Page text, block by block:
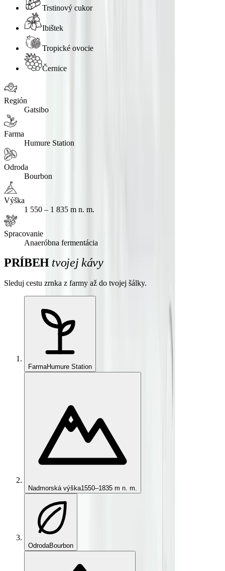
Trstinový cukor
Ibištek
Tropické ovocie
Černice
Región
Gatsibo
Farma
Humure Station
Odroda
Bourbon
Výška
1 550 – 1 835 m n. m.
Spracovanie
Anaeróbna fermentácia
PRÍBEH tvojej kávy
Sleduj cestu zrnka z farmy až do tvojej šálky.
FarmaHumure Station
Nadmorská výška1550–1835 m n. m.
OdrodaBourbon